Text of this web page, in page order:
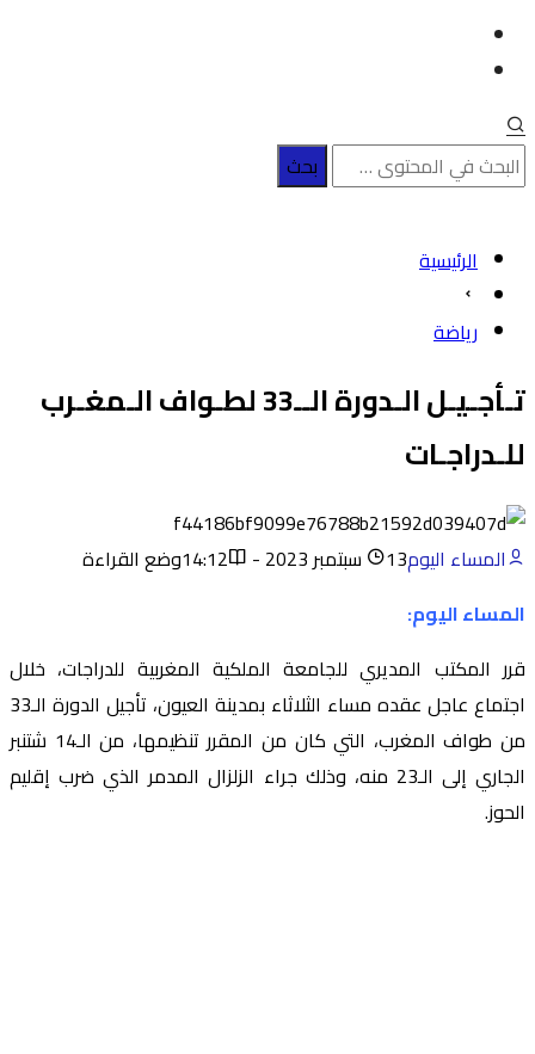
الرئيسية
رياضة
تـأجـيـل الـدورة الــ33 لطـواف الـمغـرب
للـدراجـات
المساء اليوم13 سبتمبر 2023 - 14:12
وضع القراءة
المساء اليوم:
قرر المكتب المديري للجامعة الملكية المغربية للدراجات، خلال
اجتماع عاجل عقده مساء الثلاثاء بمدينة العيون، تأجيل الدورة الـ33
من طواف المغرب، التي كان من المقرر تنظيمها، من الـ14 شتنبر
الجاري إلى الـ23 منه، وذلك جراء الزلزال المدمر الذي ضرب إقليم
الحوز.